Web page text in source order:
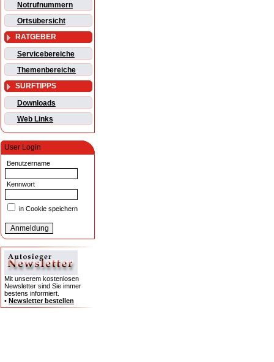
Notrufnummern
Ortsübersicht
RATGEBER
Servicebereiche
Themenbereiche
SURFTIPPS
Downloads
Web Links
User Login
Benutzername
Kennwort
in Cookie speichern
Mit unserem kostenlosen
Newsletter sind Sie immer
bestens informiert.
• Newsletter bestellen